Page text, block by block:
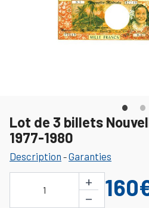
Lot de 3 billets
1977-1980
Description -Garanties
1
+
−